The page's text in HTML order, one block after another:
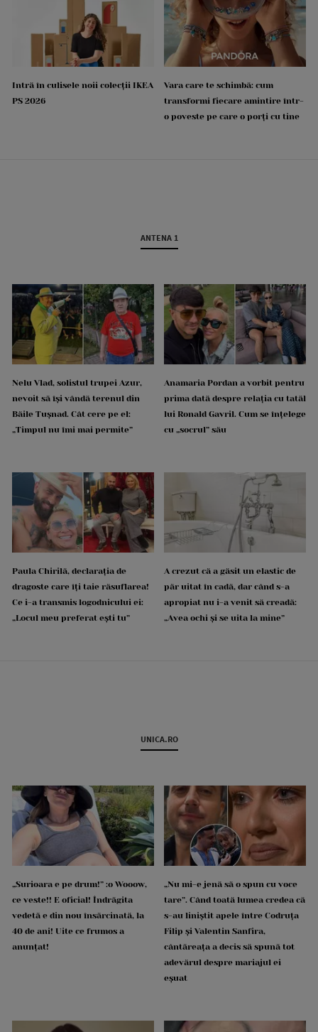
Intră în culisele noii colecții IKEA
PS 2026
Vara care te schimbă: cum
transformi fiecare amintire într-
o poveste pe care o porți cu tine
ANTENA 1
Nelu Vlad, solistul trupei Azur,
nevoit să își vândă terenul din
Băile Tușnad. Cât cere pe el:
„Timpul nu îmi mai permite”
Anamaria Pordan a vorbit pentru
prima dată despre relația cu tatăl
lui Ronald Gavril. Cum se înțelege
cu „socrul” său
Paula Chirilă, declarația de
dragoste care îți taie răsuflarea!
Ce i-a transmis logodnicului ei:
„Locul meu preferat ești tu”
A crezut că a găsit un elastic de
păr uitat în cadă, dar când s-a
apropiat nu i-a venit să creadă:
„Avea ochi și se uita la mine”
UNICA.RO
„Surioara e pe drum!” :o Wooow,
ce veste!! E oficial! Îndrăgita
vedetă e din nou însărcinată, la
40 de ani! Uite ce frumos a
anunțat!
„Nu mi-e jenă să o spun cu voce
tare”. Când toată lumea credea că
s-au liniștit apele între Codruța
Filip și Valentin Sanfira,
cântăreața a decis să spună tot
adevărul despre mariajul ei
eșuat